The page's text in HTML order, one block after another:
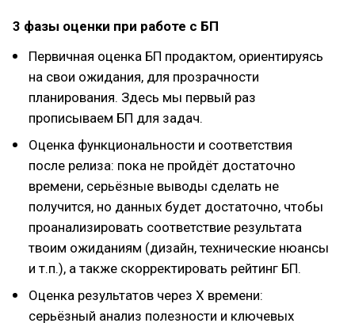
3 фазы оценки при работе с БП
Первичная оценка БП продактом, ориентируясь
на свои ожидания, для прозрачности
планирования. Здесь мы первый раз
прописываем БП для задач.
Оценка функциональности и соответствия
после релиза: пока не пройдёт достаточно
времени, серьёзные выводы сделать не
получится, но данных будет достаточно, чтобы
проанализировать соответствие результата
твоим ожиданиям (дизайн, технические нюансы
и т.п.), а также скорректировать рейтинг БП.
Оценка результатов через Х времени:
серьёзный анализ полезности и ключевых